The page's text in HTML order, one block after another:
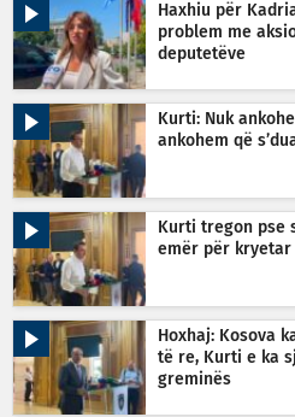
Haxhiu për
problem me
deputetëve
Kurti: Nuk
ankohem që
Kurti tregon pse
emër për kryetar
Hoxhaj: Kosova
të re, Kurti e ka
greminës